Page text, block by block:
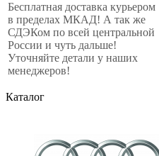
Бесплатная доставка курьером
в пределах МКАД! А так же
СДЭКом по всей центральной
России и чуть дальше!
Уточняйте детали у наших
менеджеров!
Каталог